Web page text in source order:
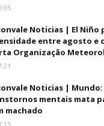
Noticias | El
entre agosto e
Organização
Noticias |
mentais mata
machado